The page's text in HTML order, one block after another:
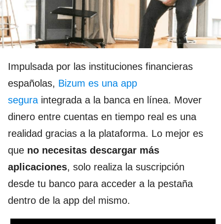
Impulsada por las instituciones financieras
españolas, Bizum es una app
segura integrada a la banca en línea. Mover
dinero entre cuentas en tiempo real es una
realidad gracias a la plataforma. Lo mejor es
que no necesitas descargar más
aplicaciones, solo realiza la suscripción
desde tu banco para acceder a la pestaña
dentro de la app del mismo.